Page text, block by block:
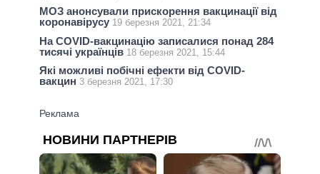
МОЗ анонсували прискорення вакцинації від
коронавірусу 19 березня 2021, 21:34
На СOVID-вакцинацію записалися понад 284
тисячі українців 18 березня 2021, 15:44
Які можливі побічні ефекти від COVID-
вакцин 3 березня 2021, 17:30